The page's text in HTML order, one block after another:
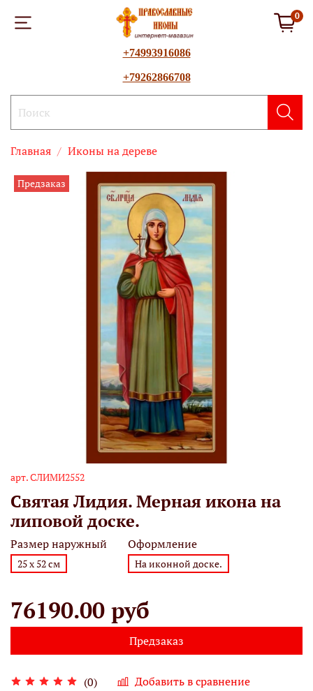
0
+74993916086
+79262866708
Главная Иконы на дереве
Предзаказ
арт.СЛИМИ2552
Святая Лидия. Мерная икона на
липовой доске.
(0) Добавить в сравнение
Размер наружный
25 х 52 см
Оформление
На иконной доске.
76190.00 руб
Предзаказ